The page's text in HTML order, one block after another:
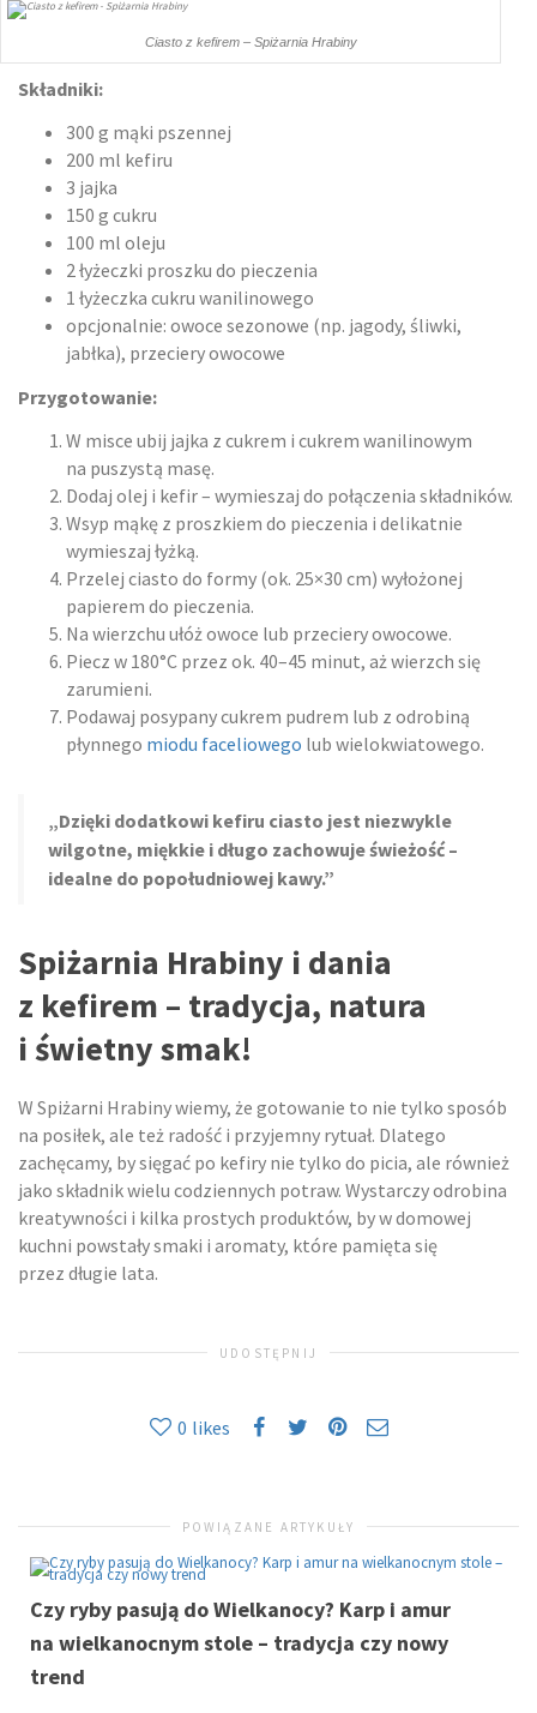
Ciasto z kefirem – Spiżarnia Hrabiny
Składniki:
300 g mąki pszennej
200 ml kefiru
3 jajka
150 g cukru
100 ml oleju
2 łyżeczki proszku do pieczenia
1 łyżeczka cukru wanilinowego
opcjonalnie: owoce sezonowe (np. jagody, śliwki,
jabłka), przeciery owocowe
Przygotowanie:
W misce ubij jajka z cukrem i cukrem wanilinowym
na puszystą masę.
Dodaj olej i kefir – wymieszaj do połączenia składników.
Wsyp mąkę z proszkiem do pieczenia i delikatnie
wymieszaj łyżką.
Przelej ciasto do formy (ok. 25×30 cm) wyłożonej
papierem do pieczenia.
Na wierzchu ułóż owoce lub przeciery owocowe.
Piecz w 180°C przez ok. 40–45 minut, aż wierzch się
zarumieni.
Podawaj posypany cukrem pudrem lub z odrobiną
płynnego miodu faceliowego lub wielokwiatowego.
„Dzięki dodatkowi kefiru ciasto jest niezwykle
wilgotne, miękkie i długo zachowuje świeżość –
idealne do popołudniowej kawy.”
Spiżarnia Hrabiny i dania
z kefirem – tradycja, natura
i świetny smak!
W Spiżarni Hrabiny wiemy, że gotowanie to nie tylko sposób
na posiłek, ale też radość i przyjemny rytuał. Dlatego
zachęcamy, by sięgać po kefiry nie tylko do picia, ale również
jako składnik wielu codziennych potraw. Wystarczy odrobina
kreatywności i kilka prostych produktów, by w domowej
kuchni powstały smaki i aromaty, które pamięta się
przez długie lata.
UDOSTĘPNIJ
0 likes
POWIĄZANE ARTYKUŁY
Czy ryby pasują do Wielkanocy? Karp i amur
na wielkanocnym stole – tradycja czy nowy
trend